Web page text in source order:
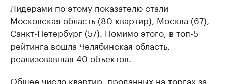
Лидерами по этому показателю стали
Московская область (80 квартир), Москва (67),
Санкт-Петербург (57). Помимо этого, в топ-5
рейтинга вошла Челябинская область,
реализовавшая 40 объектов.
Общее число квартир, проданных на торгах за